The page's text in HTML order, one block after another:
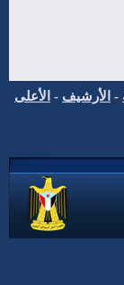
- الأرشيف - الأعلى